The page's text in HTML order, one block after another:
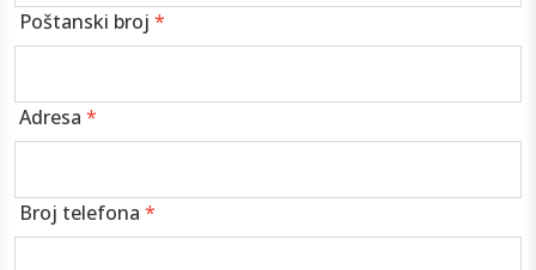
Poštanski broj *
Adresa *
Broj telefona *